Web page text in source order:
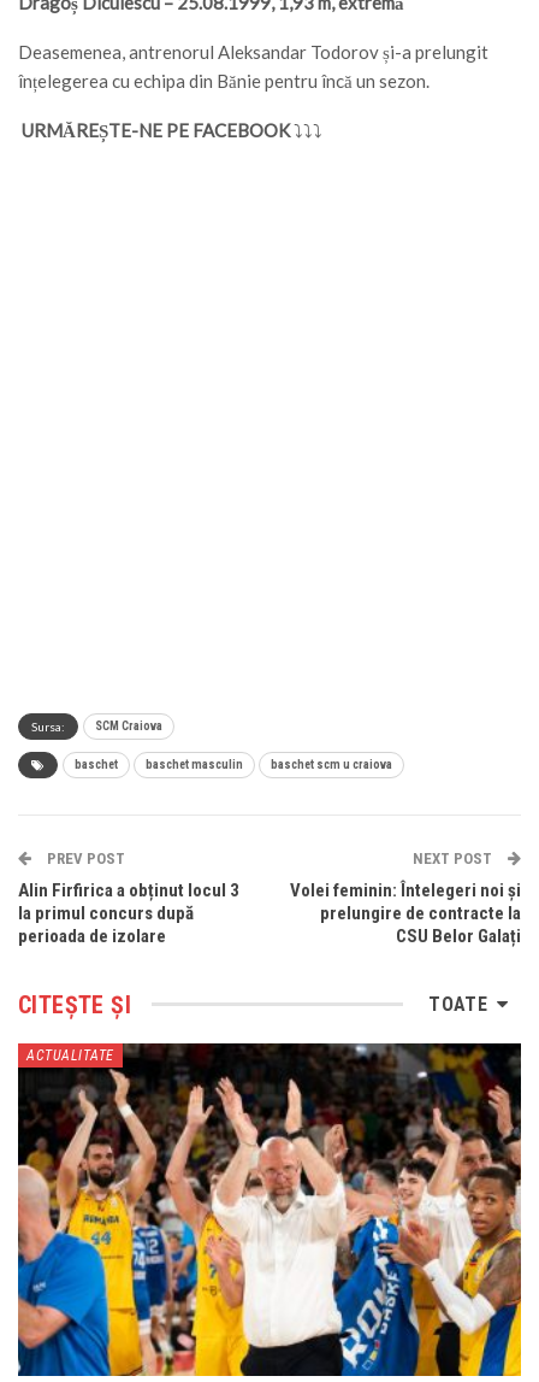
Deasemenea, antrenorul Aleksandar Todorov și-a prelungit
înțelegerea cu echipa din Bănie pentru încă un sezon.
URMĂREȘTE-NE PE FACEBOOK⤵⤵⤵
Sursa: SCM Craiova
baschet baschet masculin baschet scm u craiova
PREV POST
Alin Firfirica a obținut locul 3
la primul concurs după
perioada de izolare
NEXT POST
Volei feminin: Întelegeri noi și
prelungire de contracte la
CSU Belor Galați
TOATE
CITEȘTE ȘI
ACTUALITATE